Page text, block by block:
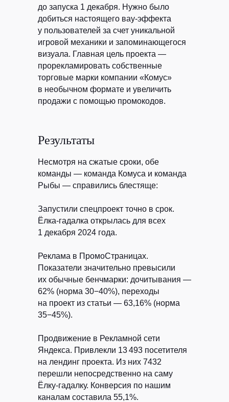
до запуска 1 декабря. Нужно было
добиться настоящего вау-эффекта
у пользователей за счет уникальной
игровой механики и запоминающегося
визуала. Главная цель проекта —
прорекламировать собственные
торговые марки компании «Комус»
в необычном формате и увеличить
продажи с помощью промокодов.
Результаты
Несмотря на сжатые сроки, обе
команды — команда Комуса и команда
Рыбы — справились блестяще:
Запустили спецпроект точно в срок.
Ёлка-гадалка открылась для всех
1 декабря 2024 года.
Реклама в ПромоСтраницах.
Показатели значительно превысили
их обычные бенчмарки: дочитывания —
62% (норма 30−40%), переходы
на проект из статьи — 63,16% (норма
35−45%).
Продвижение в Рекламной сети
Яндекса. Привлекли 13 493 посетителя
на лендинг проекта. Из них 7432
перешли непосредственно на саму
Ёлку-гадалку. Конверсия по нашим
каналам составила 55,1%.